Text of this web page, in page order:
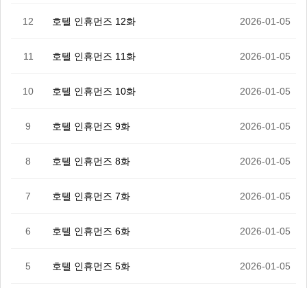
12 호텔 인휴먼즈 12화 2026-01-05
11 호텔 인휴먼즈 11화 2026-01-05
10 호텔 인휴먼즈 10화 2026-01-05
9 호텔 인휴먼즈 9화 2026-01-05
8 호텔 인휴먼즈 8화 2026-01-05
7 호텔 인휴먼즈 7화 2026-01-05
6 호텔 인휴먼즈 6화 2026-01-05
5 호텔 인휴먼즈 5화 2026-01-05